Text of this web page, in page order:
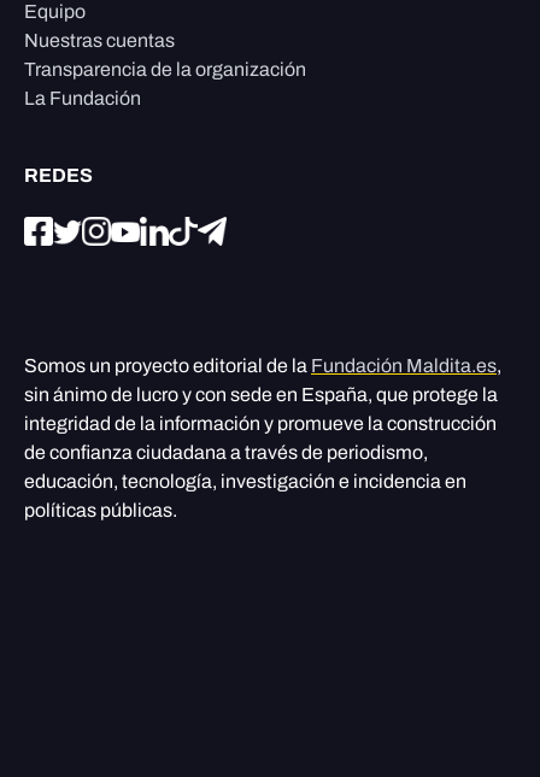
Equipo
Nuestras cuentas
Transparencia de la organización
La Fundación
REDES
Somos un proyecto editorial de la Fundación Maldita.es,
sin ánimo de lucro y con sede en España, que protege la
integridad de la información y promueve la construcción
de confianza ciudadana a través de periodismo,
educación, tecnología, investigación e incidencia en
políticas públicas.